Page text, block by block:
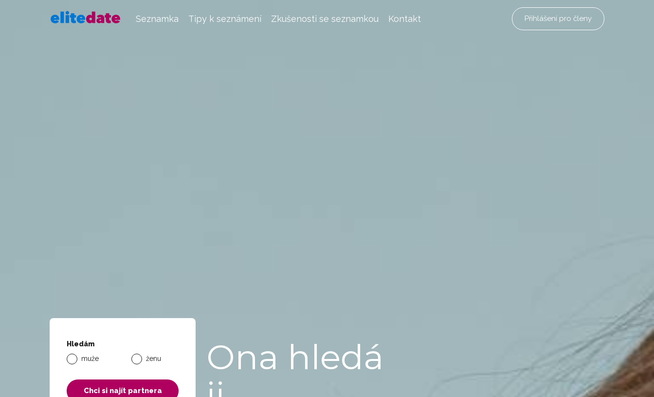
Seznamka Tipy k seznámení Zkušenosti se seznamkou Kontakt Přihlášení pro členy
Hledám
muže
ženu
Chci si najít partnera
Ona hledá